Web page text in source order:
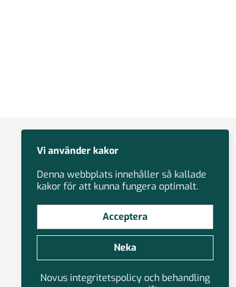
Vi använder kakor
Denna webbplats innehåller så kallade
kakor för att kunna fungera optimalt.
Acceptera
Neka
Novus integritetspolicy och behandling